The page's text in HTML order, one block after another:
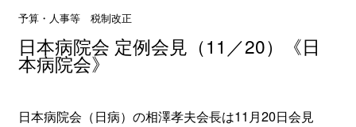
予算・人事等 税制改正
日本病院会 定例会見（11／20）《日
本病院会》
日本病院会（日病）の相澤孝夫会長は11月20日会見